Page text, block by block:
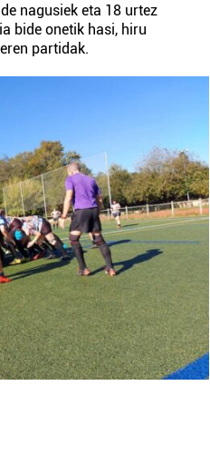
nagusiek eta 18 urtez
bide onetik hasi, hiru
partidak.